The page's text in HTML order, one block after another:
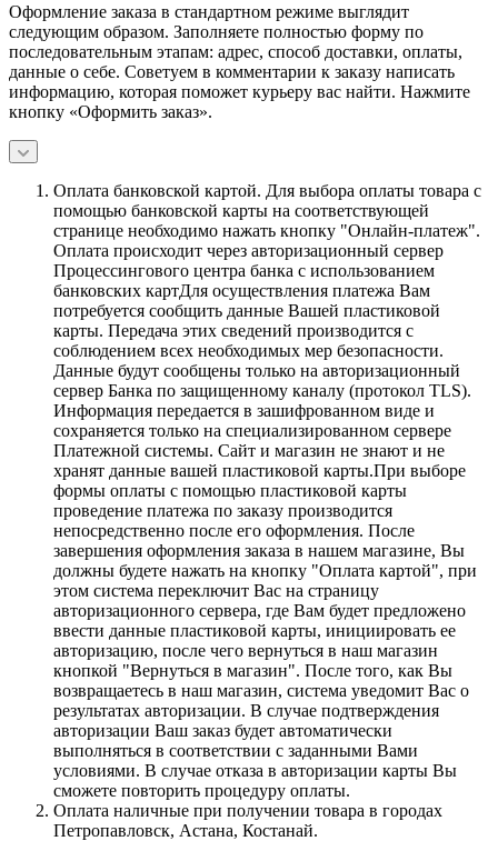
Оформление заказа в стандартном режиме выглядит
следующим образом. Заполняете полностью форму по
последовательным этапам: адрес, способ доставки, оплаты,
данные о себе. Советуем в комментарии к заказу написать
информацию, которая поможет курьеру вас найти. Нажмите
кнопку «Оформить заказ».
Оплата банковской картой. Для выбора оплаты товара с
помощью банковской карты на соответствующей
странице необходимо нажать кнопку "Онлайн-платеж".
Оплата происходит через авторизационный сервер
Процессингового центра банка с использованием
банковских картДля осуществления платежа Вам
потребуется сообщить данные Вашей пластиковой
карты. Передача этих сведений производится с
соблюдением всех необходимых мер безопасности.
Данные будут сообщены только на авторизационный
сервер Банка по защищенному каналу (протокол TLS).
Информация передается в зашифрованном виде и
сохраняется только на специализированном сервере
Платежной системы. Сайт и магазин не знают и не
хранят данные вашей пластиковой карты.При выборе
формы оплаты с помощью пластиковой карты
проведение платежа по заказу производится
непосредственно после его оформления. После
завершения оформления заказа в нашем магазине, Вы
должны будете нажать на кнопку "Оплата картой", при
этом система переключит Вас на страницу
авторизационного сервера, где Вам будет предложено
ввести данные пластиковой карты, инициировать ее
авторизацию, после чего вернуться в наш магазин
кнопкой "Вернуться в магазин". После того, как Вы
возвращаетесь в наш магазин, система уведомит Вас о
результатах авторизации. В случае подтверждения
авторизации Ваш заказ будет автоматически
выполняться в соответствии с заданными Вами
условиями. В случае отказа в авторизации карты Вы
сможете повторить процедуру оплаты.
Оплата наличные при получении товара в городах
Петропавловск, Астана, Костанай.